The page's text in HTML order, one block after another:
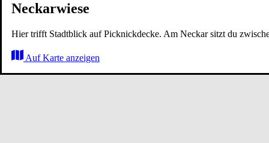
Neckarwiese
Hier trifft Stadtblick auf Picknickdecke. Am Neckar sitzt du
Auf Karte anzeigen